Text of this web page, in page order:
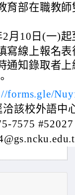
育部在職教
月10日(一)
寫線上報名
通知錄取者
forms.gle/
該校外語中
7575 #52027